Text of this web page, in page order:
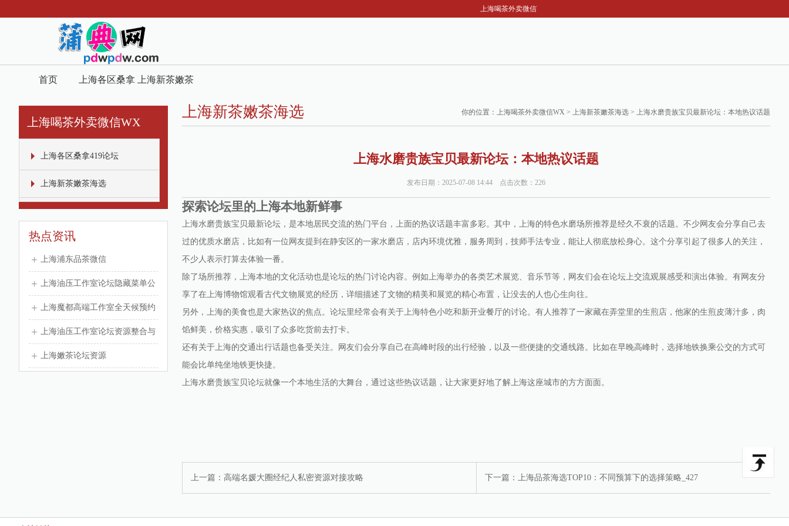
上海喝茶外卖微信WX-上海水磨贵族宝贝最新论坛：本地热议话题
首页 上海各区桑拿
419论坛
上海新茶嫩茶
海选
上海喝茶外卖微信WX
上海各区桑拿419论坛
上海新茶嫩茶海选
热点资讯
上海浦东品茶微信
上海油压工作室论坛隐藏菜单公
开
上海魔都高端工作室全天候预约
解析_162
上海油压工作室论坛资源整合与
服务解析_170
上海嫩茶论坛资源
上海新茶嫩茶海选 你的位置： 上海喝茶外卖微信WX > 上海新茶嫩茶海选 > 上海水磨贵族宝贝最新论坛：本地热议话题
上海水磨贵族宝贝最新论坛：本地热议话题
发布日期：2025-07-08 14:44 点击次数：226
探索论坛里的上海本地新鲜事
上海水磨贵族宝贝最新论坛，是本地居民交流的热门平台，上面的热议话题丰富多彩。其中，上海的特色水磨场所推荐是经久不衰的话题。不少网友会分享自己去
过的优质水磨店，比如有一位网友提到在静安区的一家水磨店，店内环境优雅，服务周到，技师手法专业，能让人彻底放松身心。这个分享引起了很多人的关注，
不少人表示打算去体验一番。
除了场所推荐，上海本地的文化活动也是论坛的热门讨论内容。例如上海举办的各类艺术展览、音乐节等，网友们会在论坛上交流观展感受和演出体验。有网友分
享了在上海博物馆观看古代文物展览的经历，详细描述了文物的精美和展览的精心布置，让没去的人也心生向往。
另外，上海的美食也是大家热议的焦点。论坛里经常会有关于上海特色小吃和新开业餐厅的讨论。有人推荐了一家藏在弄堂里的生煎店，他家的生煎皮薄汁多，肉
馅鲜美，价格实惠，吸引了众多吃货前去打卡。
还有关于上海的交通出行话题也备受关注。网友们会分享自己在高峰时段的出行经验，以及一些便捷的交通线路。比如在早晚高峰时，选择地铁换乘公交的方式可
能会比单纯坐地铁更快捷。
上海水磨贵族宝贝论坛就像一个本地生活的大舞台，通过这些热议话题，让大家更好地了解上海这座城市的方方面面。
上一篇： 高端名媛大圈经纪人私密资源对接攻略 下一篇： 上海品茶海选TOP10：不同预算下的选择策略_427